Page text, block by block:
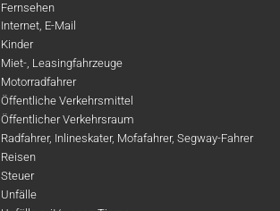
Fernsehen
Internet, E-Mail
Kinder
Miet-, Leasingfahrzeuge
Motorradfahrer
Öffentliche Verkehrsmittel
Öffentlicher Verkehrsraum
Radfahrer, Inlineskater, Mofafahrer, Segway-Fahrer
Reisen
Steuer
Unfälle